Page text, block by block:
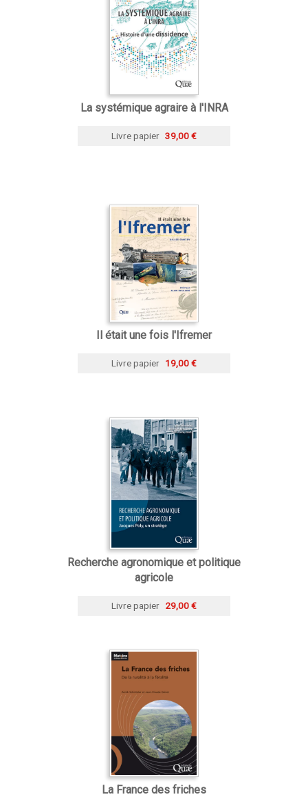
La systémique agraire à l'INRA
Livre papier 39,00 €
Il était une fois l'Ifremer
Livre papier 19,00 €
Recherche agronomique et politique
agricole
Livre papier 29,00 €
La France des friches